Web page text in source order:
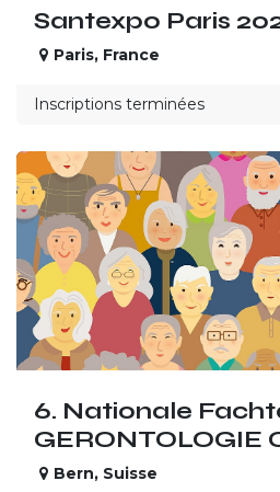
Santexpo Paris
Paris, France
Inscriptions terminées
6. Nationale
GERONTOLOGIE
Bern, Suisse